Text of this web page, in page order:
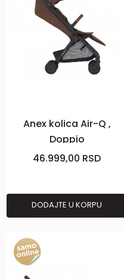
Anex kolica Air-Q ,
Doppio
46.999,00 RSD
DODAJTE U KORPU